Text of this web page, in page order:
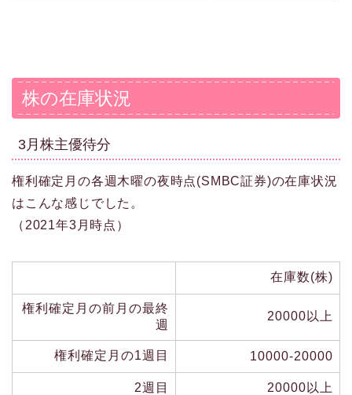
株の在庫状況
3月株主優待分
権利確定月の各週木曜の夜時点(SMBC証券)の在庫状況
はこんな感じでした。
（2021年3月時点）
在庫数(株)
権利確定月の前月の最終
週
20000以上
権利確定月の1週目 10000-20000
2週目 20000以上